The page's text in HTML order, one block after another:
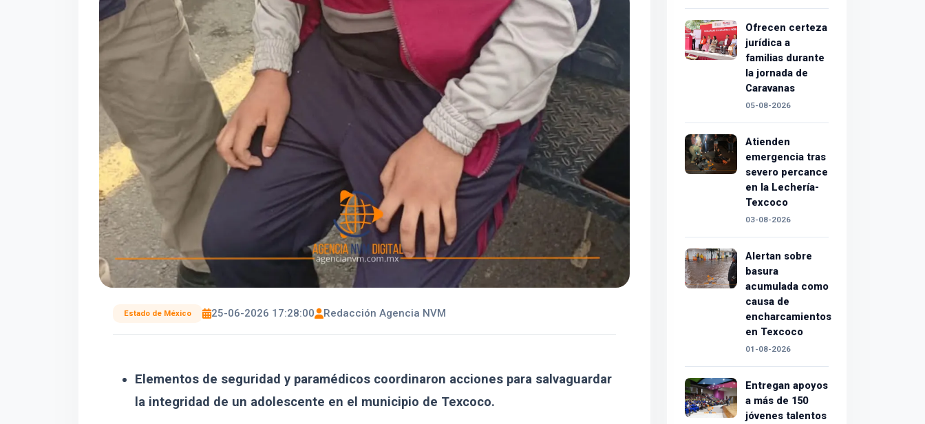
Estado de México 25-06-2026 17:28:00 Redacción Agencia NVM
Elementos de seguridad y paramédicos coordinaron acciones para salvaguardar
la integridad de un adolescente en el municipio de Texcoco.
Ofrecen certeza
jurídica a
familias durante
la jornada de
Caravanas
05-08-2026
Atienden
emergencia tras
severo percance
en la Lechería-
Texcoco
03-08-2026
Alertan sobre
basura
acumulada como
causa de
encharcamientos
en Texcoco
01-08-2026
Entregan apoyos
a más de 150
jóvenes talentos